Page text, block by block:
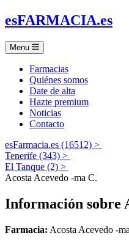
esFARMACIA.es
Menu
Farmacias
Quiénes somos
Date de alta
Hazte premium
Noticias
Contacto
esFarmacia.es (16512) >
Tenerife (343) >
El Tanque (2) >
Acosta Acevedo -ma C.
Información sobre
Farmacia: Acosta Acevedo -